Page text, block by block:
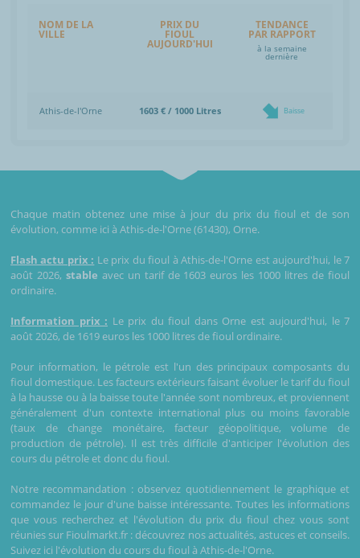
NOM DE LA
VILLE
PRIX DU
FIOUL
AUJOURD'HUI
TENDANCE
PAR RAPPORT
à la semaine
dernière
Athis-de-l'Orne 1603 € / 1000 Litres Baisse
Chaque matin obtenez une mise à jour du prix du fioul et de son
évolution, comme ici à Athis-de-l'Orne (61430), Orne.
Flash actu prix : Le prix du fioul à Athis-de-l'Orne est aujourd'hui, le 7
août 2026, stable avec un tarif de 1603 euros les 1000 litres de fioul
ordinaire.
Information prix : Le prix du fioul dans Orne est aujourd'hui, le 7
août 2026, de 1619 euros les 1000 litres de fioul ordinaire.
Pour information, le pétrole est l'un des principaux composants du
fioul domestique. Les facteurs extérieurs faisant évoluer le tarif du fioul
à la hausse ou à la baisse toute l'année sont nombreux, et proviennent
généralement d'un contexte international plus ou moins favorable
(taux de change monétaire, facteur géopolitique, volume de
production de pétrole). Il est très difficile d'anticiper l'évolution des
cours du pétrole et donc du fioul.
Notre recommandation : observez quotidiennement le graphique et
commandez le jour d'une baisse intéressante. Toutes les informations
que vous recherchez et l'évolution du prix du fioul chez vous sont
réunies sur Fioulmarkt.fr : découvrez nos actualités, astuces et conseils.
Suivez ici l'évolution du cours du fioul à Athis-de-l'Orne.